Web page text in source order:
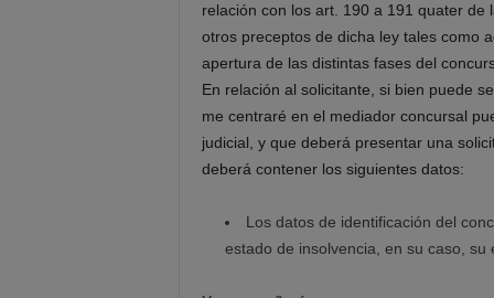
relación con los art. 190 a 191 quater de
otros preceptos de dicha ley tales como
apertura de las distintas fases del
En relación al solicitante, si bien puede
me centraré en el mediador concursal
judicial, y que deberá presentar una
deberá contener los siguientes datos:
Los datos de identificación del
estado de insolvencia, en su caso, su